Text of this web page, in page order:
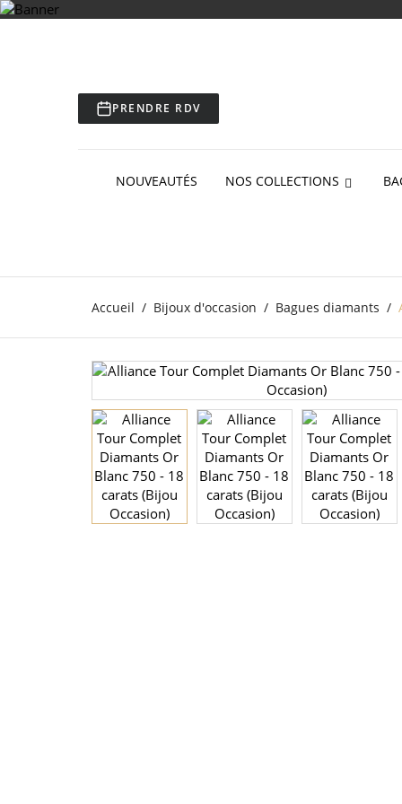
PRENDRE RDV
NOUVEAUTÉS NOS COLLECTIONS
Accueil Bijoux d'occasion Bagues diamants